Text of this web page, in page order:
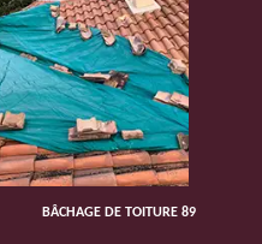
BÂCHAGE DE TOITURE 89